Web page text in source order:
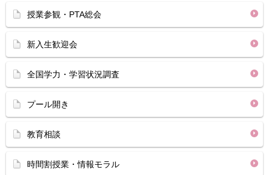
授業参観・PTA総会
新入生歓迎会
全国学力・学習状況調査
プール開き
教育相談
時間割授業・情報モラル